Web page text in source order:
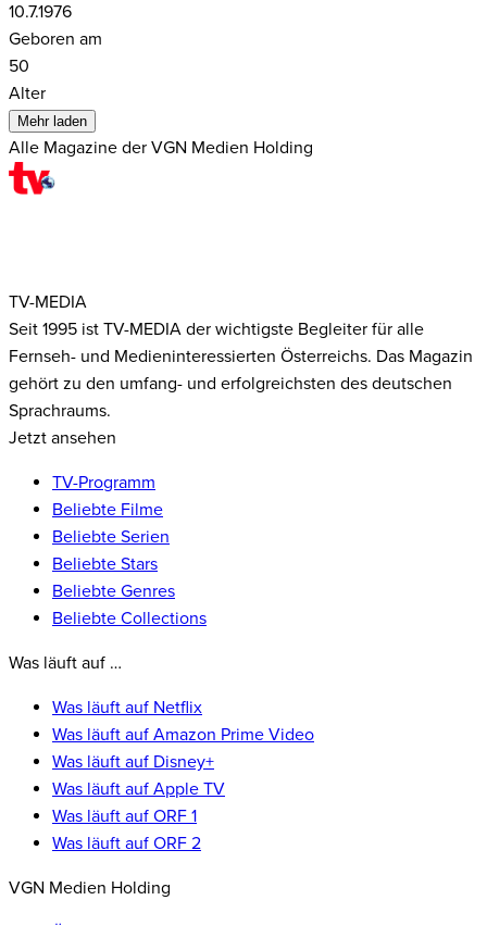
10.7.1976
Geboren am
50
Alter
Mehr laden
Alle Magazine der VGN Medien Holding
TV-MEDIA
Seit 1995 ist TV-MEDIA der wichtigste Begleiter für alle
Fernseh- und Medieninteressierten Österreichs. Das Magazin
gehört zu den umfang- und erfolgreichsten des deutschen
Sprachraums.
Jetzt ansehen
TV-Programm
Beliebte Filme
Beliebte Serien
Beliebte Stars
Beliebte Genres
Beliebte Collections
Was läuft auf …
Was läuft auf Netflix
Was läuft auf Amazon Prime Video
Was läuft auf Disney+
Was läuft auf Apple TV
Was läuft auf ORF 1
Was läuft auf ORF 2
VGN Medien Holding